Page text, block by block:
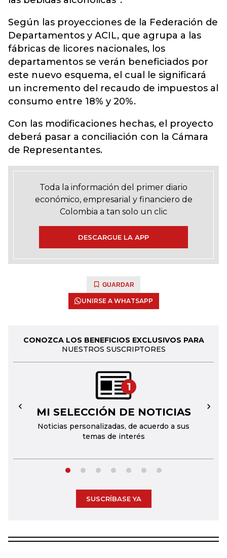
Según las proyecciones de la Federación de
Departamentos y ACIL, que agrupa a las
fábricas de licores nacionales, los
departamentos se verán beneficiados por
este nuevo esquema, el cual le significará
un incremento del recaudo de impuestos al
consumo entre 18% y 20%.
Con las modificaciones hechas, el proyecto
deberá pasar a conciliación con la Cámara
de Representantes.
Toda la información del primer diario
económico, empresarial y financiero de
Colombia a tan solo un clic
DESCARGUE LA APP
GUARDAR
UNIRSE A WHATSAPP
CONOZCA LOS BENEFICIOS EXCLUSIVOS PARA
NUESTROS SUSCRIPTORES
1
MI SELECCIÓN DE NOTICIAS
Noticias personalizadas, de acuerdo a sus
temas de interés
← →
SUSCRÍBASE YA